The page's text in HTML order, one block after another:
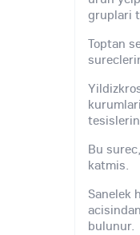
gruplari
Toptan
Bu
katmis.
Sanelek
bulunur.